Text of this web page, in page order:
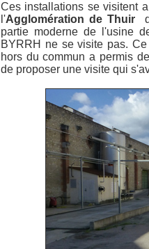
Ces installations se visitent
l'Agglomération de Thuir
partie moderne de l'usine
BYRRH ne se visite pas.
hors du commun a permis
de proposer une visite qui